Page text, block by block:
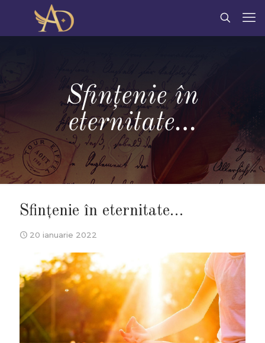
Sfinţenie în
eternitate…
Sfinţenie în eternitate…
20 ianuarie 2022